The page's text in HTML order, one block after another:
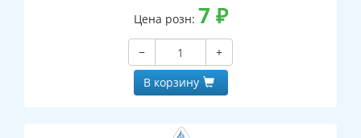
Цена розн: 7 ₽
−
+
В корзину